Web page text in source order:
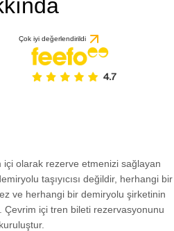
Çok iyi değerlendirildi
olarak rezerve etmenizi sağlayan
taşıyıcısı değildir, herhangi bir
ve herhangi bir demiryolu şirketinin
Çevrim içi tren bileti rezervasyonunu